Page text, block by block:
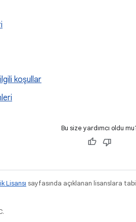
koşullar
Bu size yardımcı oldu
Lisansı sayfasında açıklanan lisanslara